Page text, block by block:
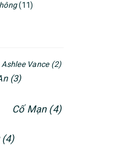
(11)
Ashlee Vance (2)
(3)
Cố Mạn (4)
(4)